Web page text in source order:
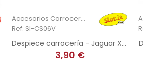
Accesorios Carrocería
Ref: SI-CS06V
Despiece carrocería - Jaguar XJR9
3,90 €